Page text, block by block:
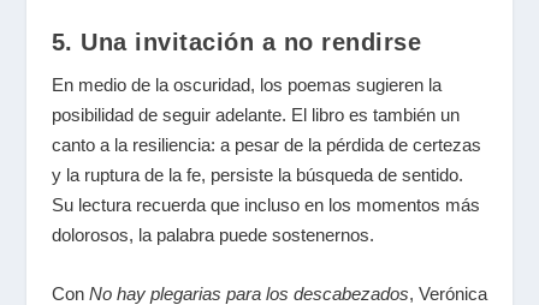
5. Una invitación a no rendirse
En medio de la oscuridad, los poemas sugieren la
posibilidad de seguir adelante. El libro es también un
canto a la resiliencia: a pesar de la pérdida de certezas
y la ruptura de la fe, persiste la búsqueda de sentido.
Su lectura recuerda que incluso en los momentos más
dolorosos, la palabra puede sostenernos.
Con No hay plegarias para los descabezados, Verónica